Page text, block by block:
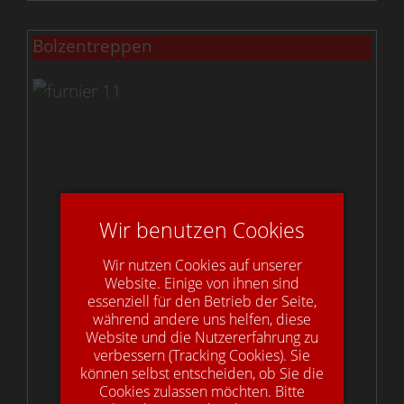
Bolzentreppen
Wir benutzen Cookies
Wir nutzen Cookies auf unserer
Website. Einige von ihnen sind
essenziell für den Betrieb der Seite,
während andere uns helfen, diese
Website und die Nutzererfahrung zu
verbessern (Tracking Cookies). Sie
können selbst entscheiden, ob Sie die
Cookies zulassen möchten. Bitte